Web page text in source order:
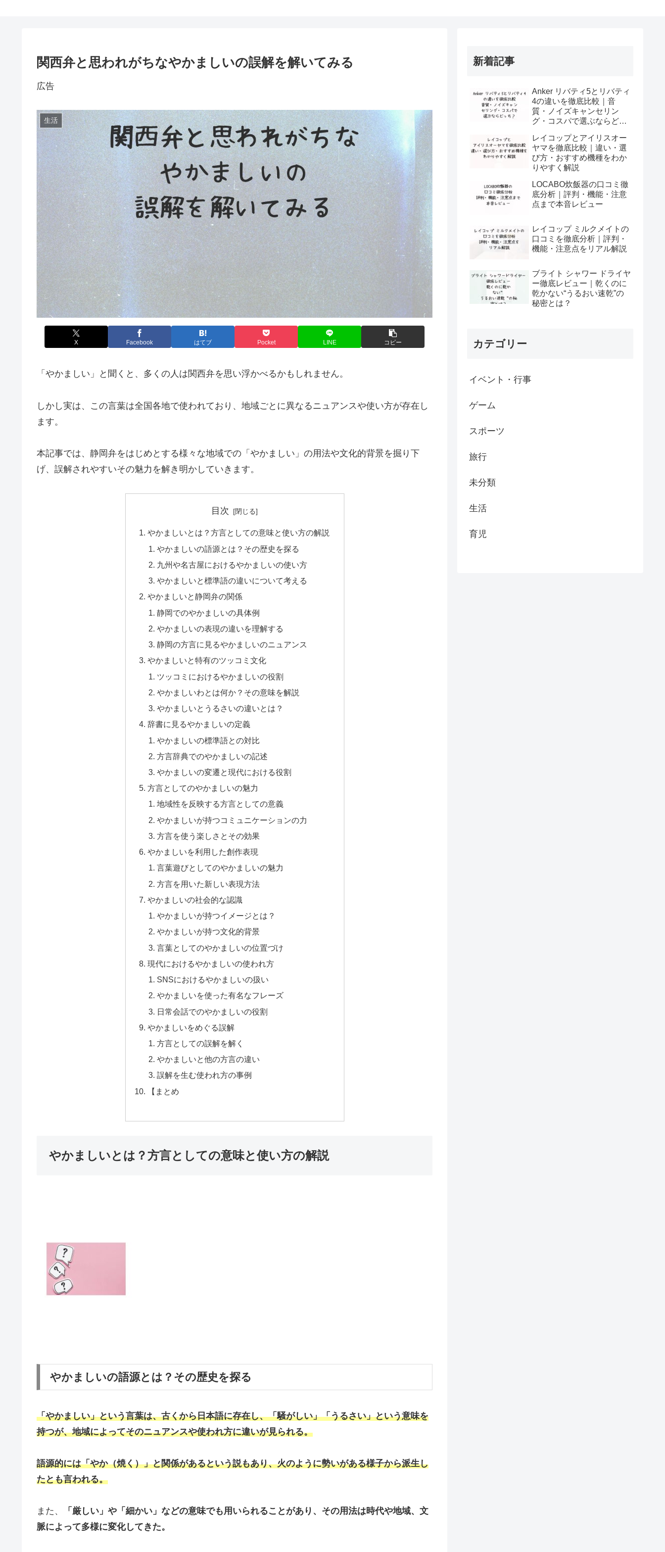
関西弁と思われがちなやかましいの誤解を解いてみる
広告
生活
X Facebook はてブ Pocket LINE コピー
「やかましい」と聞くと、多くの人は関西弁を思い浮かべるかもしれません。
しかし実は、この言葉は全国各地で使われており、地域ごとに異なるニュアンスや使い方が存在し
ます。
本記事では、静岡弁をはじめとする様々な地域での「やかましい」の用法や文化的背景を掘り下
げ、誤解されやすいその魅力を解き明かしていきます。
目次
やかましいとは？方言としての意味と使い方の解説
やかましいの語源とは？その歴史を探る
九州や名古屋におけるやかましいの使い方
やかましいと標準語の違いについて考える
やかましいと静岡弁の関係
静岡でのやかましいの具体例
やかましいの表現の違いを理解する
静岡の方言に見るやかましいのニュアンス
やかましいと特有のツッコミ文化
ツッコミにおけるやかましいの役割
やかましいわとは何か？その意味を解説
やかましいとうるさいの違いとは？
辞書に見るやかましいの定義
やかましいの標準語との対比
方言辞典でのやかましいの記述
やかましいの変遷と現代における役割
方言としてのやかましいの魅力
地域性を反映する方言としての意義
やかましいが持つコミュニケーションの力
方言を使う楽しさとその効果
やかましいを利用した創作表現
言葉遊びとしてのやかましいの魅力
方言を用いた新しい表現方法
やかましいの社会的な認識
やかましいが持つイメージとは？
やかましいが持つ文化的背景
言葉としてのやかましいの位置づけ
現代におけるやかましいの使われ方
SNSにおけるやかましいの扱い
やかましいを使った有名なフレーズ
日常会話でのやかましいの役割
やかましいをめぐる誤解
方言としての誤解を解く
やかましいと他の方言の違い
誤解を生む使われ方の事例
【まとめ
やかましいとは？方言としての意味と使い方の解説
やかましいの語源とは？その歴史を探る
「やかましい」という言葉は、古くから日本語に存在し、「騒がしい」「うるさい」という意味を
持つが、地域によってそのニュアンスや使われ方に違いが見られる。
語源的には「やか（焼く）」と関係があるという説もあり、火のように勢いがある様子から派生し
たとも言われる。
また、
「厳しい」や「細かい」などの意味でも用いられることがあり、その用法は時代や地域、文
脈によって多様に変化してきた。
新着記事
Anker リバティ5とリバティ
4の違いを徹底比較｜音
質・ノイズキャンセリン
グ・コスパで選ぶならどっ
レイコップとアイリスオー
ヤマを徹底比較｜違い・選
び方・おすすめ機種をわか
りやすく解説
LOCABO炊飯器の口コミ徹
底分析｜評判・機能・注意
点まで本音レビュー
レイコップ ミルクメイトの
口コミを徹底分析｜評判・
機能・注意点をリアル解説
ブライト シャワー ドライヤ
ー徹底レビュー｜乾くのに
乾かない“うるおい速乾”の
秘密とは？
カテゴリー
イベント・行事
ゲーム
スポーツ
旅行
未分類
生活
育児